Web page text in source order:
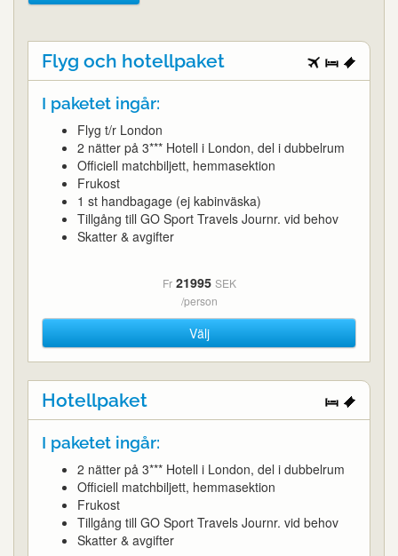
Flyg och hotellpaket
I paketet ingår:
Flyg t/r London
2 nätter på 3*** Hotell i London, del i dubbelrum
Officiell matchbiljett, hemmasektion
Frukost
1 st handbagage (ej kabinväska)
Tillgång till GO Sport Travels Journr. vid behov
Skatter & avgifter
Fr 21995 SEK
/person
Välj
Hotellpaket
I paketet ingår:
2 nätter på 3*** Hotell i London, del i dubbelrum
Officiell matchbiljett, hemmasektion
Frukost
Tillgång till GO Sport Travels Journr. vid behov
Skatter & avgifter